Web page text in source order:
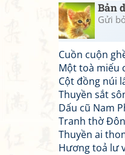
Bản
Gửi
Cuồn cuộn
Một toà miếu
Cột đồng núi
Thuyền sắt
Dấu cũ Nam
Tranh thờ
Thuyền ai
Hương toả lư